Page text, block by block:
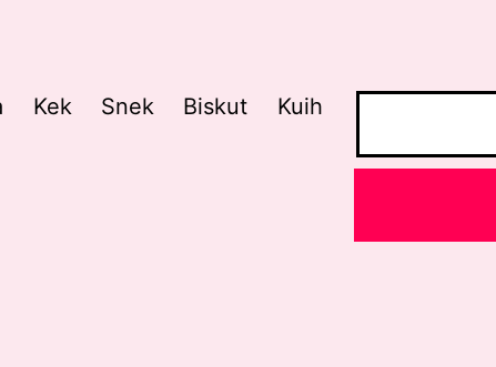
Kek Snek Biskut Kuih